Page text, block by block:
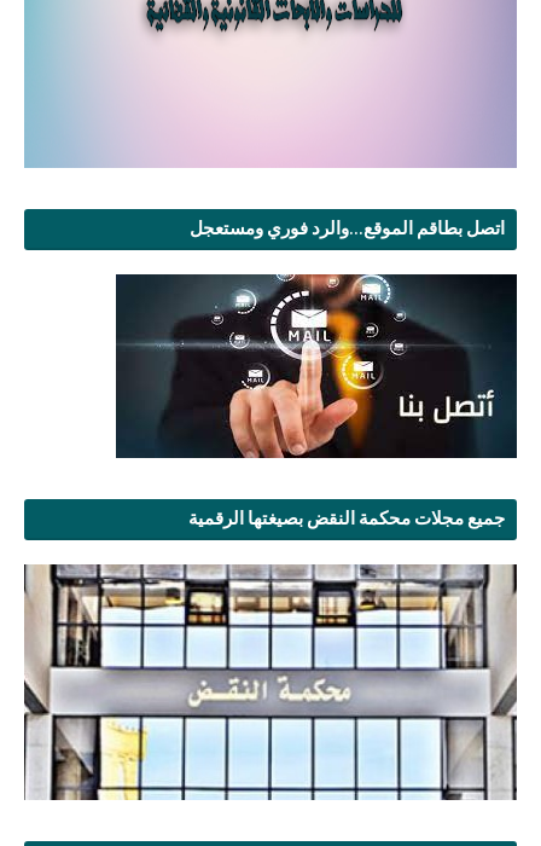
اتصل بطاقم الموقع...والرد فوري ومستعجل
جميع مجلات محكمة النقض بصيغتها الرقمية